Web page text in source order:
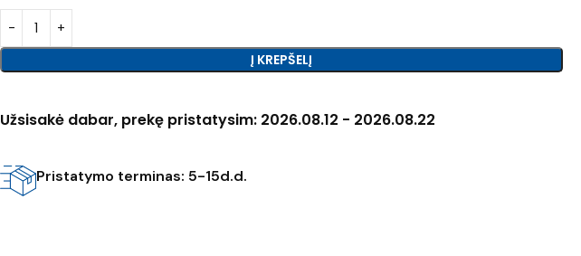
Į KREPŠELĮ
Užsisakė dabar, prekę pristatysim: 2026.08.12 - 2026.08.22
Pristatymo terminas: 5-15d.d.